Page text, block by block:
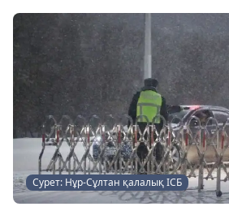
Сурет: Нұр-Сұлтан қалалық ІСБ